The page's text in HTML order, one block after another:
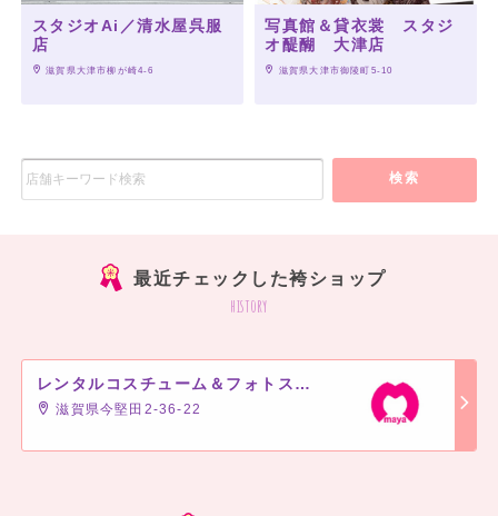
スタジオAi／清水屋呉服
店
滋賀県大津市柳が崎4-6
写真館＆貸衣裳 スタジ
オ醍醐 大津店
滋賀県大津市御陵町5-10
検索
最近チェックした袴ショップ
history
レンタルコスチューム＆フォトスタジオ まや 堅田店
滋賀県今堅田2-36-22